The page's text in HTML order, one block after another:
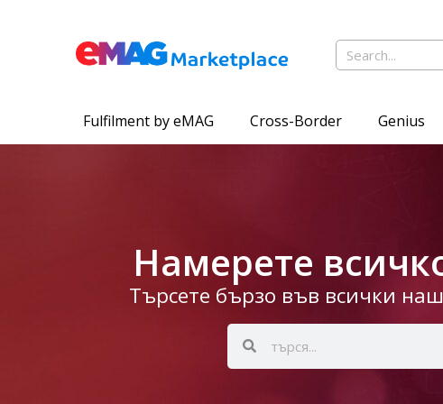
Fulfilment by eMAG Cross-Border Genius
Намерете
Търсете бързо във всички